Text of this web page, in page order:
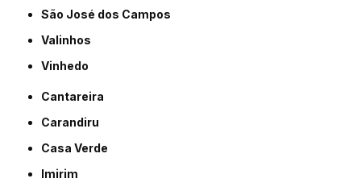
São José dos Campos
Valinhos
Vinhedo
Cantareira
Carandiru
Casa Verde
Imirim